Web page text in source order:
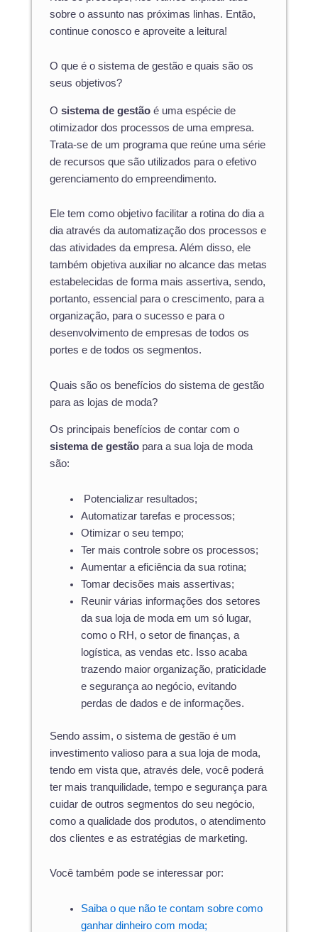
sobre o assunto nas próximas linhas. Então,
continue conosco e aproveite a leitura!
O que é o sistema de gestão e quais são os
seus objetivos?
O sistema de gestão é uma espécie de
otimizador dos processos de uma empresa.
Trata-se de um programa que reúne uma série
de recursos que são utilizados para o efetivo
gerenciamento do empreendimento.
Ele tem como objetivo facilitar a rotina do dia a
dia através da automatização dos processos e
das atividades da empresa. Além disso, ele
também objetiva auxiliar no alcance das metas
estabelecidas de forma mais assertiva, sendo,
portanto, essencial para o crescimento, para a
organização, para o sucesso e para o
desenvolvimento de empresas de todos os
portes e de todos os segmentos.
Quais são os benefícios do sistema de gestão
para as lojas de moda?
Os principais benefícios de contar com o
sistema de gestão para a sua loja de moda
são:
Potencializar resultados;
Automatizar tarefas e processos;
Otimizar o seu tempo;
Ter mais controle sobre os processos;
Aumentar a eficiência da sua rotina;
Tomar decisões mais assertivas;
Reunir várias informações dos setores
da sua loja de moda em um só lugar,
como o RH, o setor de finanças, a
logística, as vendas etc. Isso acaba
trazendo maior organização, praticidade
e segurança ao negócio, evitando
perdas de dados e de informações.
Sendo assim, o sistema de gestão é um
investimento valioso para a sua loja de moda,
tendo em vista que, através dele, você poderá
ter mais tranquilidade, tempo e segurança para
cuidar de outros segmentos do seu negócio,
como a qualidade dos produtos, o atendimento
dos clientes e as estratégias de marketing.
Você também pode se interessar por:
Saiba o que não te contam sobre como
ganhar dinheiro com moda;